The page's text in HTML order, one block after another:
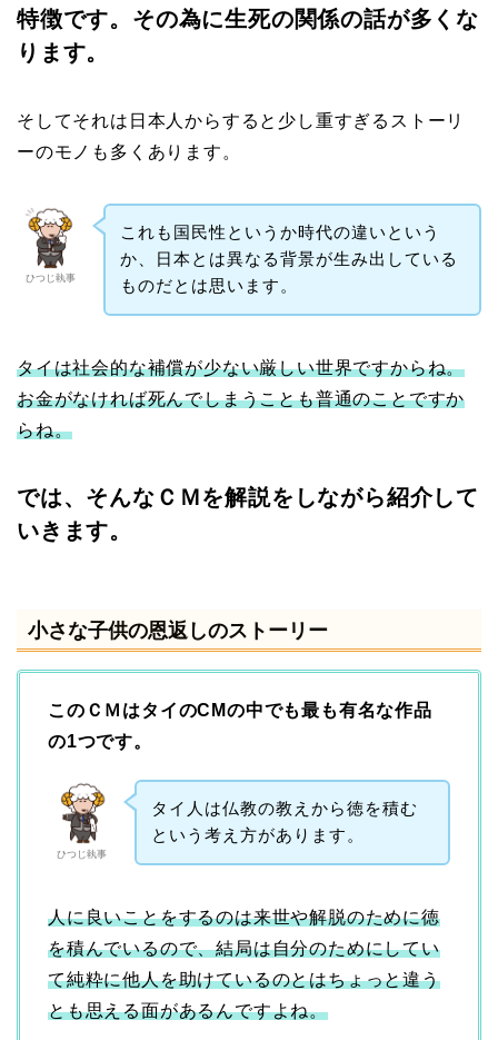
特徴です。その為に生死の関係の話が多くな
ります。
そしてそれは日本人からすると少し重すぎるストーリ
ーのモノも多くあります。
ひつじ執事
これも国民性というか時代の違いという
か、日本とは異なる背景が生み出している
ものだとは思います。
タイは社会的な補償が少ない厳しい世界ですからね。
お金がなければ死んでしまうことも普通のことですか
らね。
では、そんなＣＭを解説をしながら紹介して
いきます。
小さな子供の恩返しのストーリー
このＣＭはタイのCMの中でも最も有名な作品
の1つです。
ひつじ執事
タイ人は仏教の教えから徳を積む
という考え方があります。
人に良いことをするのは来世や解脱のために徳
を積んでいるので、結局は自分のためにしてい
て純粋に他人を助けているのとはちょっと違う
とも思える面があるんですよね。